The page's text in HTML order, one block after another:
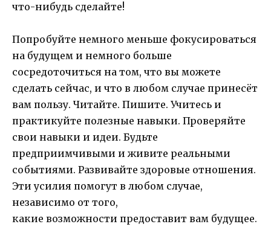
что-нибудь сделайте!
Попробуйте немного меньше фокусироваться
на будущем и немного больше
сосредоточиться на том, что вы можете
сделать сейчас, и что в любом случае принесёт
вам пользу. Читайте. Пишите. Учитесь и
практикуйте полезные навыки. Проверяйте
свои навыки и идеи. Будьте
предприимчивыми и живите реальными
событиями. Развивайте здоровые отношения.
Эти усилия помогут в любом случае,
независимо от того,
какие возможности предоставит вам будущее.